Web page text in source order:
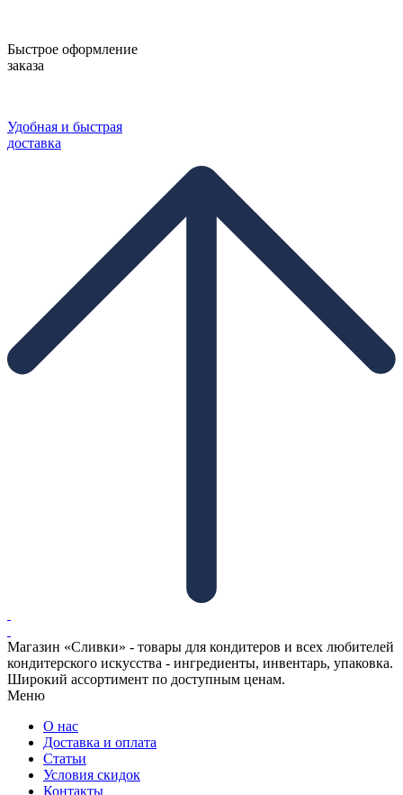
Быстрое оформление
заказа
Удобная и быстрая
доставка
Магазин «Сливки» - товары для кондитеров и всех любителей
кондитерского искусства - ингредиенты, инвентарь, упаковка.
Широкий ассортимент по доступным ценам.
Меню
О нас
Доставка и оплата
Статьи
Условия скидок
Контакты